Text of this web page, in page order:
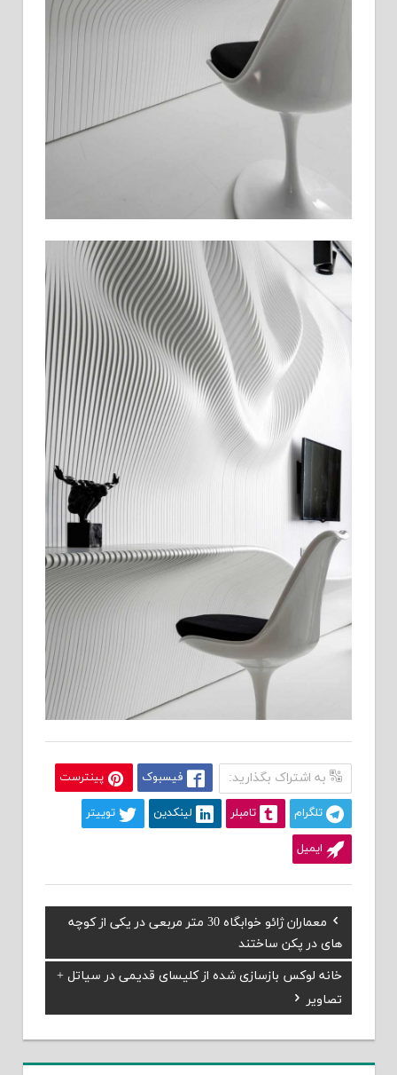
به اشتراک بگذارید: فیسبوک پینترست
تلگرام تامبلر لینکدین توییتر
ایمیل
راهبری
نوشته
Previous
Post:
معماران ژائو خوابگاه 30 متر مربعی در یکی از کوچه
های در پکن ساختند
Next
Post:
خانه لوکس بازسازی شده از کلیسای قدیمی در سیاتل +
تصاویر